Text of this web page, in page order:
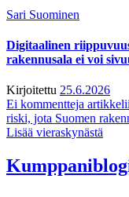
Sari Suominen
Digitaalinen
rakennusala ei voi
Kirjoitettu 25.6.2026
Ei kommentteja
riski, jota Suomen
Lisää vieraskynästä